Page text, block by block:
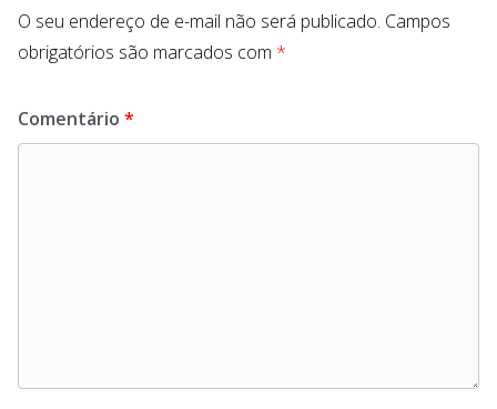
O seu endereço de e-mail não será publicado. Campos
obrigatórios são marcados com *
Comentário *